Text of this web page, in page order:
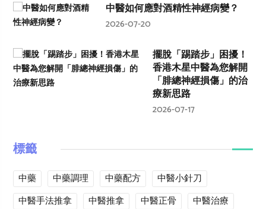
中醫如何應對酒精性神經病變？
2026-07-20
擺脫「踢踏步」困擾！
香港木星中醫為您解開
「腓總神經損傷」的治
療新思路
2026-07-17
標籤
中藥 中藥調理 中藥配方
中醫小針刀
中醫手法推拿
中醫推拿 中醫正骨
中醫治療